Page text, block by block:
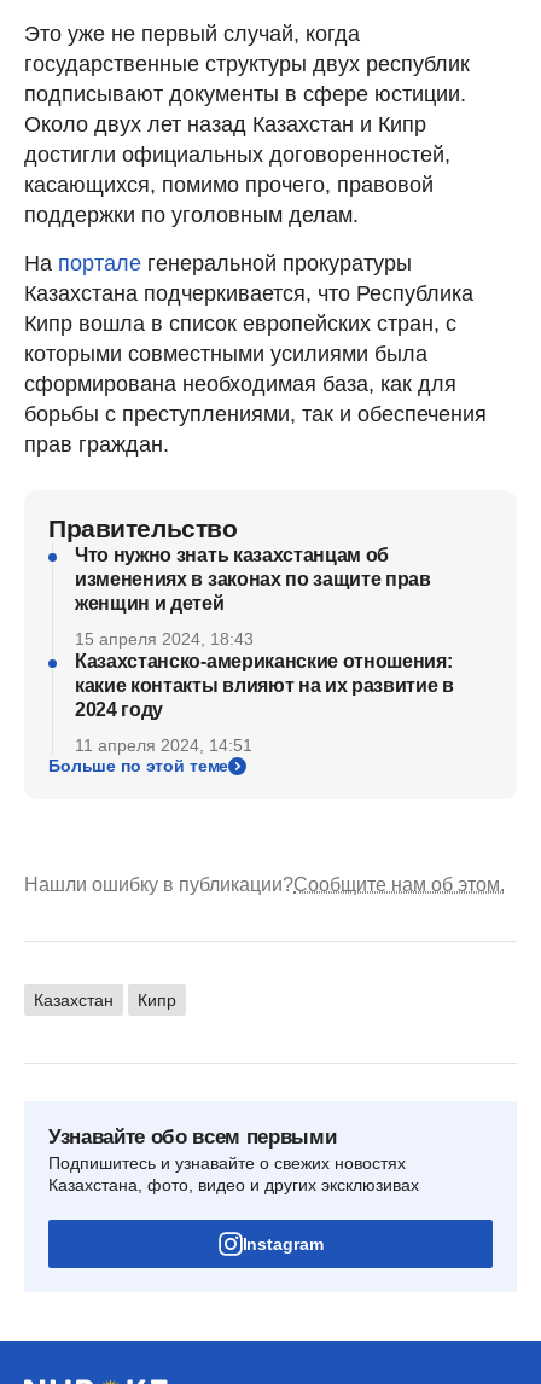
Это уже не первый случай, когда
государственные структуры двух республик
подписывают документы в сфере юстиции.
Около двух лет назад Казахстан и Кипр
достигли официальных договоренностей,
касающихся, помимо прочего, правовой
поддержки по уголовным делам.
На портале генеральной прокуратуры
Казахстана подчеркивается, что Республика
Кипр вошла в список европейских стран, с
которыми совместными усилиями была
сформирована необходимая база, как для
борьбы с преступлениями, так и обеспечения
прав граждан.
Правительство
Что нужно знать казахстанцам об
изменениях в законах по защите прав
женщин и детей
15 апреля 2024, 18:43
Казахстанско-американские отношения:
какие контакты влияют на их развитие в
2024 году
11 апреля 2024, 14:51
Больше по этой теме
Нашли ошибку в публикации?Сообщите нам об этом.
Казахстан Кипр
Узнавайте обо всем первыми
Подпишитесь и узнавайте о свежих новостях
Казахстана, фото, видео и других эксклюзивах
Instagram